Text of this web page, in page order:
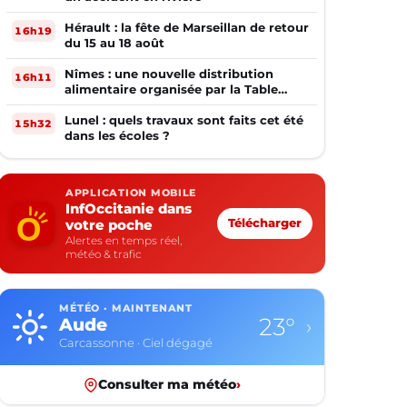
16h19
Hérault : la fête de Marseillan de retour
du 15 au 18 août
16h11
Nîmes : une nouvelle distribution
alimentaire organisée par la Table
Ouverte
15h32
Lunel : quels travaux sont faits cet été
dans les écoles ?
APPLICATION MOBILE
InfOccitanie dans
votre poche
Alertes en temps réel,
météo & trafic
Télécharger
MÉTÉO · MAINTENANT
Aveyron
Rodez · Ciel dégagé
19° ›
Consulter ma météo›